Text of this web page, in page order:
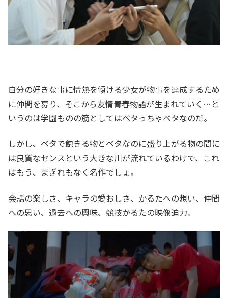
自分の好きな事に情熱を傾ける少女が物事を達成するため
に仲間を募り、そこから友情青春物語が生まれていく…と
いうのは学園ものの筋としてはベタっちゃベタなのだ。
しかし、ベタで飽きる物とベタなのに盛り上がる物の間に
は良質なセンスという大きな川が流れているわけで、これ
はもう、まぎれもなく名作でしょ。
会話の楽しさ、キャラの愛おしさ、かるたへの想い、仲間
への思い、過去への興味、競技かるたの映像迫力。